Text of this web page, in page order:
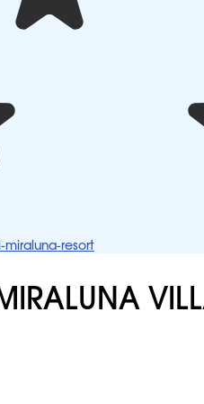
resort